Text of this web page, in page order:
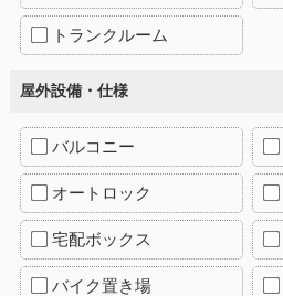
トランクルーム
屋外設備・仕様
バルコニー
オートロック
宅配ボックス
バイク置き場